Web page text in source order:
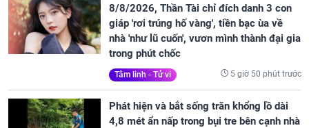
8/8/2026, Thần Tài chỉ đích danh 3 con
giáp 'rơi trúng hố vàng', tiền bạc ùa về
nhà 'như lũ cuốn', vươn mình thành đại gia
trong phút chốc
Tâm linh - Tử vi 5 giờ 50 phút trước
Phát hiện và bắt sống trăn khổng lồ dài
4,8 mét ẩn nấp trong bụi tre bên cạnh nhà